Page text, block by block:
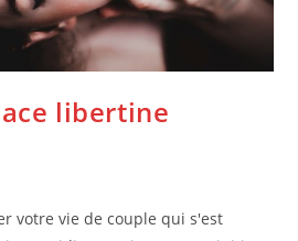
libertine
votre vie de couple qui s'est